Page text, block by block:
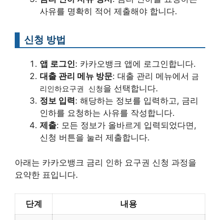
사유를 명확히 적어 제출해야 합니다.
신청 방법
앱 로그인: 카카오뱅크 앱에 로그인합니다.
대출 관리 메뉴 방문: 대출 관리 메뉴에서 금
리인하요구권 신청을 선택합니다.
정보 입력: 해당하는 정보를 입력하고, 금리
인하를 요청하는 사유를 작성합니다.
제출: 모든 정보가 올바르게 입력되었다면,
신청 버튼을 눌러 제출합니다.
아래는 카카오뱅크 금리 인하 요구권 신청 과정을
요약한 표입니다.
단계 내용